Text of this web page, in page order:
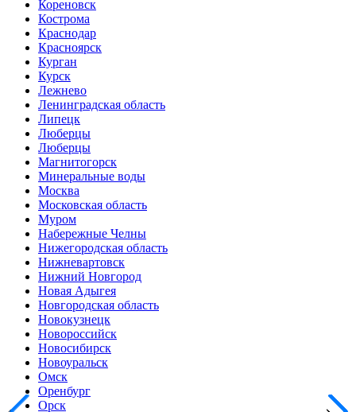
Кореновск
Кострома
Краснодар
Красноярск
Курган
Курск
Лежнево
Ленинградская область
Липецк
Люберцы
Люберцы
Магнитогорск
Минеральные воды
Москва
Московская область
Муром
Набережные Челны
Нижегородская область
Нижневартовск
Нижний Новгород
Новая Адыгея
Новгородская область
Новокузнецк
Новороссийск
Новосибирск
Новоуральск
Омск
Оренбург
Орск